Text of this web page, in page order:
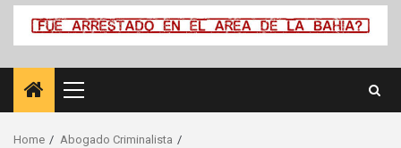
Primary
Menu
Home
Abogado Criminalista